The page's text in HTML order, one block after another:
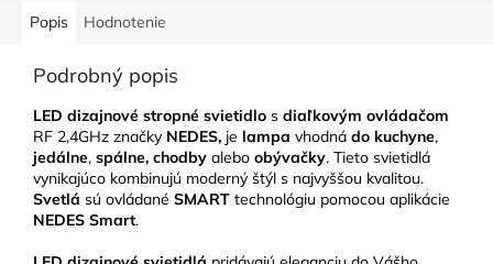
Popis Hodnotenie
Podrobný popis
LED dizajnové stropné svietidlo s diaľkovým ovládačom
RF 2,4GHz značky NEDES, je lampa vhodná do kuchyne,
jedálne, spálne, chodby alebo obývačky. Tieto svietidlá
vynikajúco kombinujú moderný štýl s najvyššou kvalitou.
Svetlá sú ovládané SMART technológiu pomocou aplikácie
NEDES Smart.